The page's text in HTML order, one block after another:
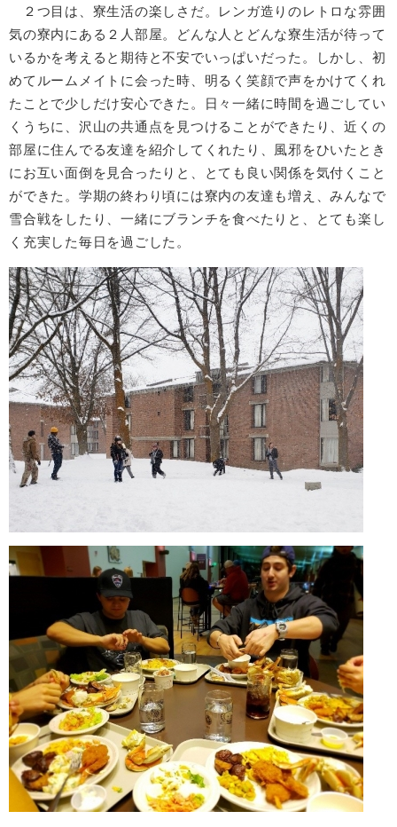
２つ目は、寮生活の楽しさだ。レンガ造りのレトロな雰囲
気の寮内にある２人部屋。どんな人とどんな寮生活が待って
いるかを考えると期待と不安でいっぱいだった。しかし、初
めてルームメイトに会った時、明るく笑顔で声をかけてくれ
たことで少しだけ安心できた。日々一緒に時間を過ごしてい
くうちに、沢山の共通点を見つけることができたり、近くの
部屋に住んでる友達を紹介してくれたり、風邪をひいたとき
にお互い面倒を見合ったりと、とても良い関係を気付くこと
ができた。学期の終わり頃には寮内の友達も増え、みんなで
雪合戦をしたり、一緒にブランチを食べたりと、とても楽し
く充実した毎日を過ごした。